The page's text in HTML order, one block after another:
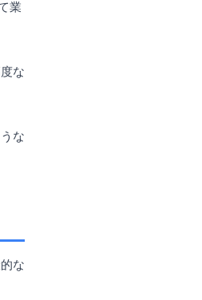
業
な
な
な